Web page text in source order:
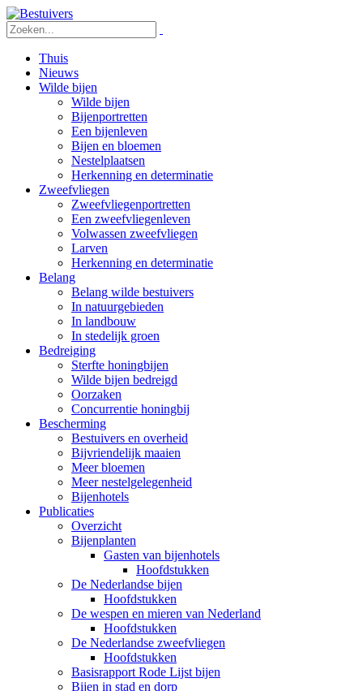
Thuis
Nieuws
Wilde bijen
Wilde bijen
Bijenportretten
Een bijenleven
Bijen en bloemen
Nestelplaatsen
Herkenning en determinatie
Zweefvliegen
Zweefvliegenportretten
Een zweefvliegenleven
Volwassen zweefvliegen
Larven
Herkenning en determinatie
Belang
Belang wilde bestuivers
In natuurgebieden
In landbouw
In stedelijk groen
Bedreiging
Sterfte honingbijen
Wilde bijen bedreigd
Oorzaken
Concurrentie honingbij
Bescherming
Bestuivers en overheid
Bijvriendelijk maaien
Meer bloemen
Meer nestelgelegenheid
Bijenhotels
Publicaties
Overzicht
Bijenplanten
Gasten van bijenhotels
Hoofdstukken
De Nederlandse bijen
Hoofdstukken
De wespen en mieren van Nederland
Hoofdstukken
De Nederlandse zweefvliegen
Hoofdstukken
Basisrapport Rode Lijst bijen
Bijen in stad en dorp